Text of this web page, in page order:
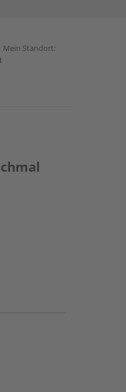
Mein Standort: